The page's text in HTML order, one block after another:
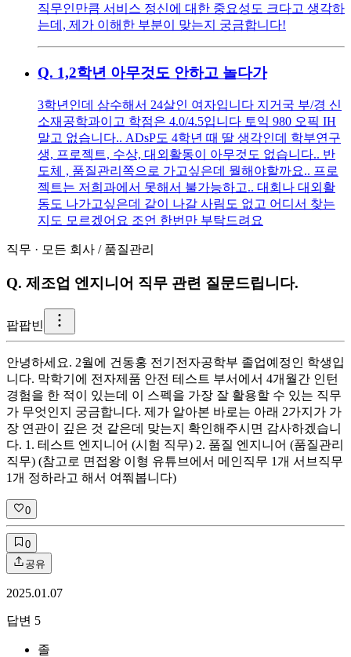
직무인만큼 서비스 정신에 대한 중요성도 크다고 생각하
는데, 제가 이해한 부분이 맞는지 궁금합니다!
Q. 1,2학년 아무것도 안하고 놀다가
3학년인데 삼수해서 24살인 여자입니다 지거국 부/경 신
소재공학과이고 학점은 4.0/4.5입니다 토익 980 오픽 IH
말고 없습니다.. ADsP도 4학년 때 딸 생각인데 학부연구
생, 프로젝트, 수상, 대외활동이 아무것도 없습니다.. 반
도체 , 품질관리쪽으로 가고싶은데 뭘해야할까요.. 프로
젝트는 저희과에서 못해서 불가능하고.. 대회나 대외활
동도 나가고싶은데 같이 나갈 사림도 없고 어디서 찾는
지도 모르겠어요 조언 한번만 부탁드려요
직무 · 모든 회사 / 품질관리
Q. 제조업 엔지니어 직무 관련 질문드립니다.
팝팝빈
안녕하세요. 2월에 건동홍 전기전자공학부 졸업예정인 학생입
니다. 막학기에 전자제품 안전 테스트 부서에서 4개월간 인턴
경험을 한 적이 있는데 이 스펙을 가장 잘 활용할 수 있는 직무
가 무엇인지 궁금합니다. 제가 알아본 바로는 아래 2가지가 가
장 연관이 깊은 것 같은데 맞는지 확인해주시면 감사하겠습니
다. 1. 테스트 엔지니어 (시험 직무) 2. 품질 엔지니어 (품질관리
직무) (참고로 면접왕 이형 유튜브에서 메인직무 1개 서브직무
1개 정하라고 해서 여쭤봅니다)
0
0
공유
2025.01.07
답변 5
졸